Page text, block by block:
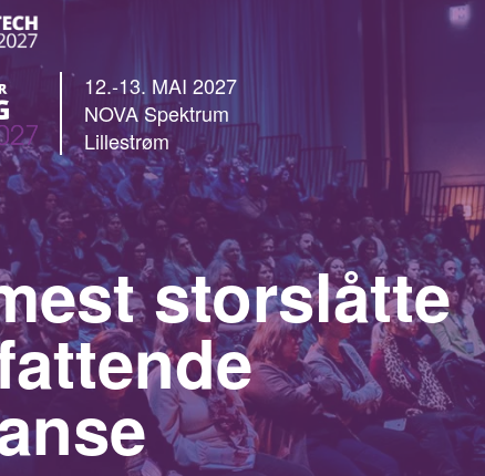
12.-13. MAI 2027
NOVA Spektrum
Lillestrøm
storslåtte